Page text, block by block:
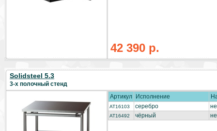
42 390 р.
Solidsteel 5.3
3-х полочный стенд
Артикул
Исполнение
AT16103 серебро
AT16492 чёрный